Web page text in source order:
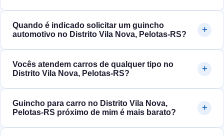
Quando é indicado solicitar um guincho
automotivo no Distrito Vila Nova, Pelotas‑RS?
Vocês atendem carros de qualquer tipo no
Distrito Vila Nova, Pelotas‑RS?
Guincho para carro no Distrito Vila Nova,
Pelotas‑RS próximo de mim é mais barato?